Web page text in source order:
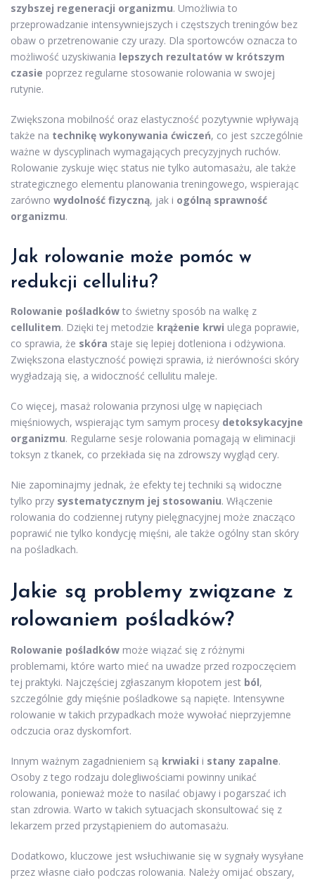
szybszej regeneracji organizmu. Umożliwia to
przeprowadzanie intensywniejszych i częstszych treningów bez
obaw o przetrenowanie czy urazy. Dla sportowców oznacza to
możliwość uzyskiwania lepszych rezultatów w krótszym
czasie poprzez regularne stosowanie rolowania w swojej
rutynie.
Zwiększona mobilność oraz elastyczność pozytywnie wpływają
także na technikę wykonywania ćwiczeń, co jest szczególnie
ważne w dyscyplinach wymagających precyzyjnych ruchów.
Rolowanie zyskuje więc status nie tylko automasażu, ale także
strategicznego elementu planowania treningowego, wspierając
zarówno wydolność fizyczną, jak i ogólną sprawność
organizmu.
Jak rolowanie może pomóc w
redukcji cellulitu?
Rolowanie pośladków to świetny sposób na walkę z
cellulitem. Dzięki tej metodzie krążenie krwi ulega poprawie,
co sprawia, że skóra staje się lepiej dotleniona i odżywiona.
Zwiększona elastyczność powięzi sprawia, iż nierówności skóry
wygładzają się, a widoczność cellulitu maleje.
Co więcej, masaż rolowania przynosi ulgę w napięciach
mięśniowych, wspierając tym samym procesy detoksykacyjne
organizmu. Regularne sesje rolowania pomagają w eliminacji
toksyn z tkanek, co przekłada się na zdrowszy wygląd cery.
Nie zapominajmy jednak, że efekty tej techniki są widoczne
tylko przy systematycznym jej stosowaniu. Włączenie
rolowania do codziennej rutyny pielęgnacyjnej może znacząco
poprawić nie tylko kondycję mięśni, ale także ogólny stan skóry
na pośladkach.
Jakie są problemy związane z
rolowaniem pośladków?
Rolowanie pośladków może wiązać się z różnymi
problemami, które warto mieć na uwadze przed rozpoczęciem
tej praktyki. Najczęściej zgłaszanym kłopotem jest ból,
szczególnie gdy mięśnie pośladkowe są napięte. Intensywne
rolowanie w takich przypadkach może wywołać nieprzyjemne
odczucia oraz dyskomfort.
Innym ważnym zagadnieniem są krwiaki i stany zapalne.
Osoby z tego rodzaju dolegliwościami powinny unikać
rolowania, ponieważ może to nasilać objawy i pogarszać ich
stan zdrowia. Warto w takich sytuacjach skonsultować się z
lekarzem przed przystąpieniem do automasażu.
Dodatkowo, kluczowe jest wsłuchiwanie się w sygnały wysyłane
przez własne ciało podczas rolowania. Należy omijać obszary,